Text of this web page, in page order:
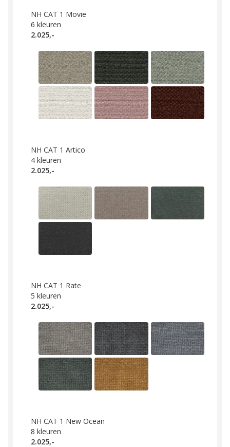
NH CAT 1 Movie
6 kleuren
2.025,-
NH CAT 1 Artico
4 kleuren
2.025,-
NH CAT 1 Rate
5 kleuren
2.025,-
NH CAT 1 New Ocean
8 kleuren
2.025,-